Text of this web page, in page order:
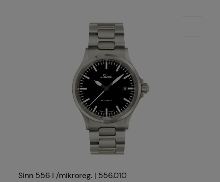
Sinn 556 I /mikroreg. | 556.010